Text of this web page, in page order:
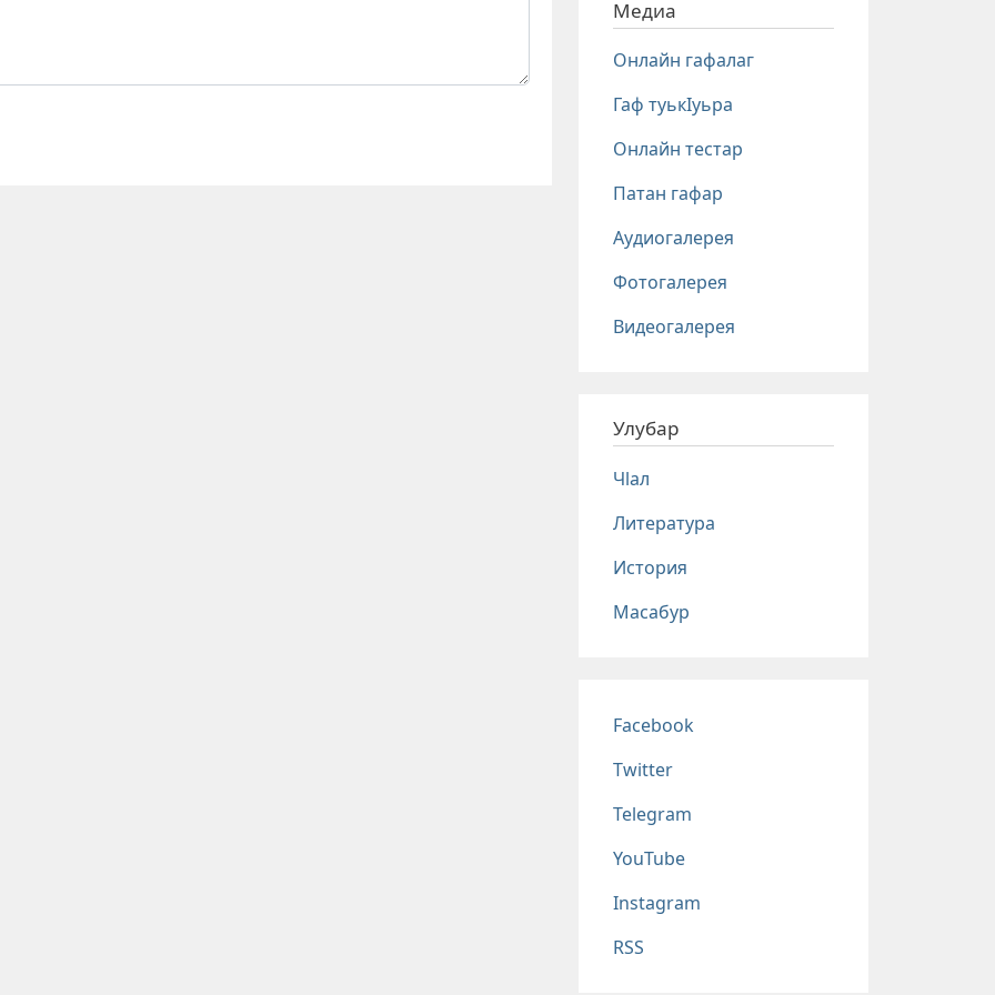
Медиа
Онлайн гафалаг
Гаф туькIуьра
Онлайн тестар
Патан гафар
Аудиогалерея
Фотогалерея
Видеогалерея
Улубар
Чlал
Литература
История
Масабур
Соц сети
Facebook
Twitter
Telegram
YouTube
Instagram
RSS